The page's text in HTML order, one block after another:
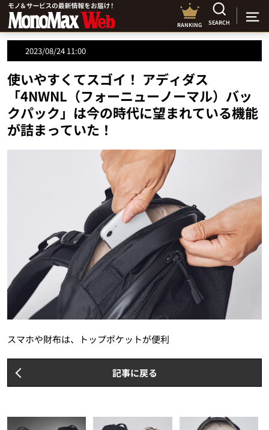
RANKING SEARCH
2023/08/24 11:00
使いやすくてスゴイ！ アディダス
「4NWNL（フォーニューノーマル）バッ
クパック」は今の時代に望まれている機能
が詰まっていた！
スマホや財布は、トップポケットが便利
記事に戻る